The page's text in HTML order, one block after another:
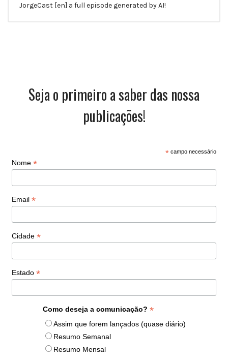
JorgeCast [en] a full episode generated by AI!
Seja o primeiro a saber das nossa
publicações!